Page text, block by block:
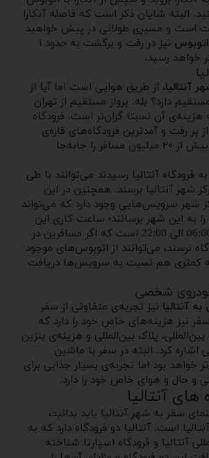
البته شایان ذکر است که فاصله آنکارا
حدود ۹ ساعت است و مسیری طولانی در پیش خواهید
نیز در رفت و برگشت به حدود ۱
خواهد رسید.
آنتالیا، از طریق هوایی است اما آیا از
مستقیم دارد؟ بله. پرواز مستقیم از تهران
هزینه‌ی آن نسبتا گران‌تر است. فرودگاه
از پر رفت و آمد‌ترین فرودگاه‌های قاره‌ی
اروپا است که سالانه بیش از ۲۰ میلیون مسافر را جابه‌جا
آنتالیا رسیدند می‌توانند با طی
به مرکز شهر آنتالیا برسند. همچنین در این
شهر سرویس‌هایی وجود دارد که می‌تواند
به این شهر برسانند؛ ساعت کاری این
سرویس‌ها از ساعت 06:00 الی 22:00 است که اگر مسافرین در
نرسند، می‌توانند از اتوبوس‌های موجود
کمتری هم نسبت به سرویس‌ها دریافت
خودروی شخصی
آنتالیا نیز تجربه‌ی متفاوتی از سفر
نیز هزینه‌های خاص خود را دارد که
پلاک بین‌المللی و هزینه‌ی بنزین
اشاره کرد. البته در سفر با ماشین
بود اما تجربه‌ی بسیار جذابی برای
و حال و هوای خاص خود را دارد.
های آنتالیا
سفر به شهر آنتالیا باید بدانید،
است. آنتالیا دو فرودگاه دارد که به
آنتالیا و فرودگاه اسپارتا شناخته